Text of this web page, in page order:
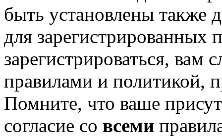
быть установлены также
для зарегистрированных
зарегистрироваться, вам
правилами и политикой,
Помните, что ваше
согласие со всеми